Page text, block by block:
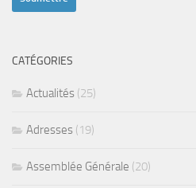
CATÉGORIES
Actualités (25)
Adresses (19)
Assemblée Générale (20)